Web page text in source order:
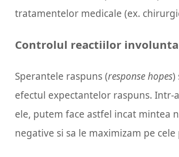
tratamentelor medicale (ex.
Controlul reactiilor
Sperantele raspuns (response hopes)
efectul expectantelor raspuns.
ele, putem face astfel incat mintea
negative si sa le maximizam pe cele